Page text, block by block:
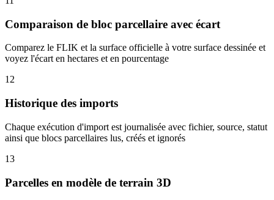
Comparaison de bloc parcellaire avec écart
Comparez le FLIK et la surface officielle à votre surface dessinée et
voyez l'écart en hectares et en pourcentage
12
Historique des imports
Chaque exécution d'import est journalisée avec fichier, source, statut
ainsi que blocs parcellaires lus, créés et ignorés
13
Parcelles en modèle de terrain 3D